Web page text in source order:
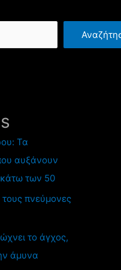
Τα
αυξάνουν
κάτω των 50
πνεύμονες
το άγχος,
άμυνα